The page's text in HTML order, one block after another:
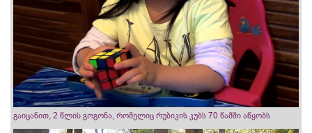
გაიცანით, 2 წლის გოგონა, რომელიც რუბიკის კუბს 70 წამში აწყობს